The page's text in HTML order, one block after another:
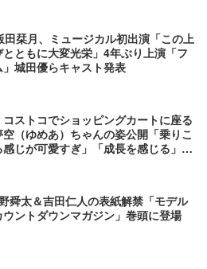
田栞月、ミュージカル初出演「この上
ともに大変光栄」4年ぶり上演「フ
」城田優らキャスト発表
ストコでショッピングカートに座る
（ゆめあ）ちゃんの姿公開「乗りこ
じが可愛すぎ」「成長を感じる」の
舜太＆吉田仁人の表紙解禁「モデル
ウントダウンマガジン」巻頭に登場